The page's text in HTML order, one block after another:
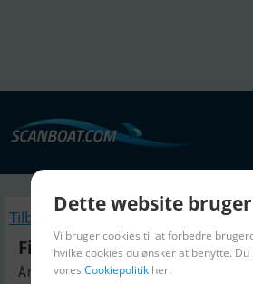
Tilbage
Finnmaster Husky R8
Årgang 2017, Motorbåd til salg
Dette website
Vi bruger cookies til at forbedre
hvilke cookies du ønsker at benytte.
vores Cookiepolitik her.